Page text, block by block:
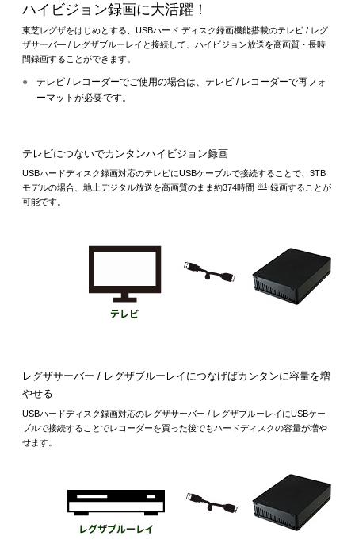
ハイビジョン録画に大活躍！
東芝レグザをはじめとする、USBハード ディスク録画機能搭載のテレビ / レグ
ザサーバ― / レグザブルーレイと接続して、ハイビジョン放送を高画質・長時
間録画することができます。
●
テレビ / レコーダーでご使用の場合は、テレビ / レコーダーで再フォ
ーマットが必要です。
テレビにつないでカンタンハイビジョン録画
USBハードディスク録画対応のテレビにUSBケーブルで接続することで、3TB
モデルの場合、地上デジタル放送を高画質のまま約374時間
※1 録画することが
可能です。
レグザサーバー / レグザブルーレイにつなげばカンタンに容量を増
やせる
USBハードディスク録画対応のレグザサーバー / レグザブルーレイにUSBケー
ブルで接続することでレコーダーを買った後でもハードディスクの容量が増や
せます。